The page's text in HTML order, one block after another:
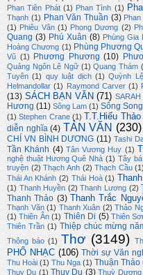
Phan Tiên Phát (1) Phan Tình (1)
Thạnh (1) Phan Văn Thuần (3)
(1) Phiêu Vân (1) Phong Dương (2)
Quang (3) Phú Xuân (8) Phùng Gia
Hoàng Chương (1) Phùng Phương
Vũ (1) Phương Phương (10)
Quảng Ngôn Lê Ngữ (1) Quang Thám
Tuyên (1) quy luật dịch (1) Quỳnh Lệ
Helmandollar (1) Raymond Carver (1)
(13) SÁCH BẠN VĂN (71) SARAH
Hương (11) Sông Lam (1) Sông Song
(1) Stephen Crane (1) T.T.Hiếu Thảo
diễn nghĩa (4) TẢN VĂN (230)
CHÍ VN BÌNH DƯƠNG (11) Tashi
Tần Khánh (4) Tân Vương Huy (1)
nghệ thuật Hương Quê Nhà (1) Tây
truyện (2) Thạch Anh (2) Thạch Cầu (1)
Thái An Khánh (2) Thái Hoà (1)
(1) Thanh Huyền (2) Thanh Lương (2)
Thanh Thảo (3) Thanh Trắc
Thạnh Văn (1) Thanh Xuân (2) Thảo
(1) Thiên Ân (1) Thiên Di (5) Thiên
Thiên Trần (1) Thiệp chúc mừng
Thông báo (1) Thơ (3149)
PHỔ NHẠC (106) Thời sự Văn
Thu Hoài (1) Thu Nga (1) Thuận Thảo
Thuỵ Du (1) Thụy Du (3) Thuỳ Dương